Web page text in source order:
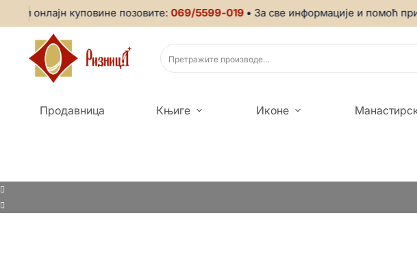
онлајн куповине позовите:069/5599-019• За све информације и помоћ
Продавница Књиге Иконе